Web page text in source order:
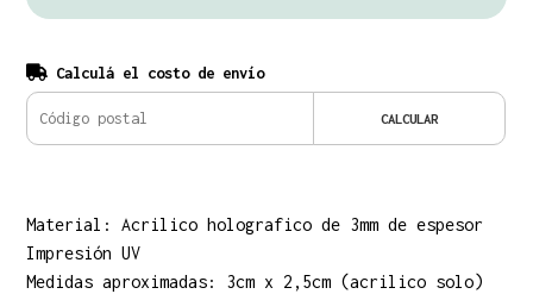
Calculá el costo de envío
CALCULAR
Material: Acrilico holografico de 3mm de espesor
Impresión UV
Medidas aproximadas: 3cm x 2,5cm (acrilico solo)